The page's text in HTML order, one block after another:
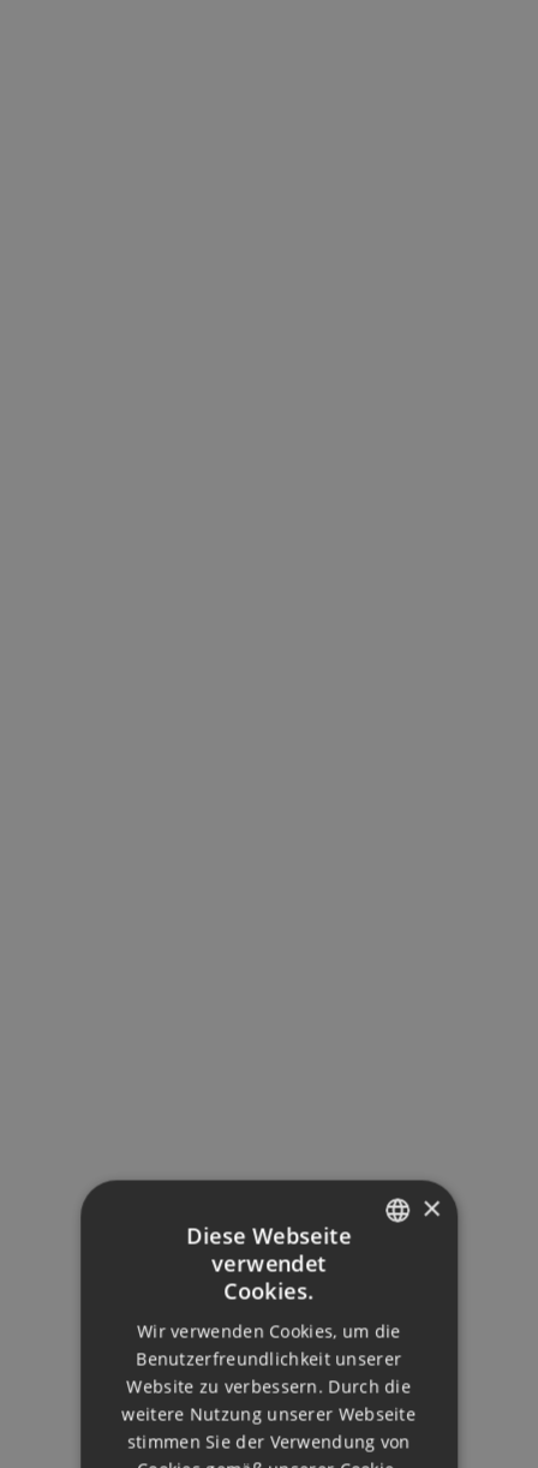
FRENCH
FINNISH
GERMAN
×
Diese Webseite
verwendet
Cookies.
Wir verwenden Cookies, um die
Benutzerfreundlichkeit unserer
Website zu verbessern. Durch die
weitere Nutzung unserer Webseite
stimmen Sie der Verwendung von